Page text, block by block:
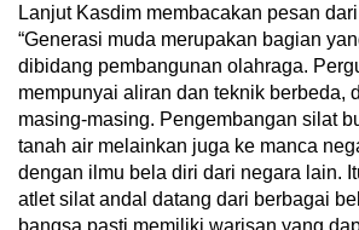
Lanjut Kasdim membacakan pesan
“Generasi muda merupakan bagian
dibidang pembangunan olahraga.
mempunyai aliran dan teknik berbeda,
masing-masing. Pengembangan silat
tanah air melainkan juga ke manca
dengan ilmu bela diri dari negara lain.
atlet silat andal datang dari berbagai
bangsa pasti memiliki warisan yang